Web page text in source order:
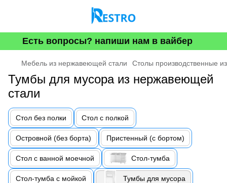
Есть вопросы? напиши нам в вайбер
Мебель из нержавеющей стали Столы производственные
Тумбы для мусора из нержавеющей
стали
Стол без полки Стол с полкой
Островной (без борта) Пристенный (с бортом)
Стол с ванной моечной Стол-тумба
Стол-тумба с мойкой Тумбы для мусора